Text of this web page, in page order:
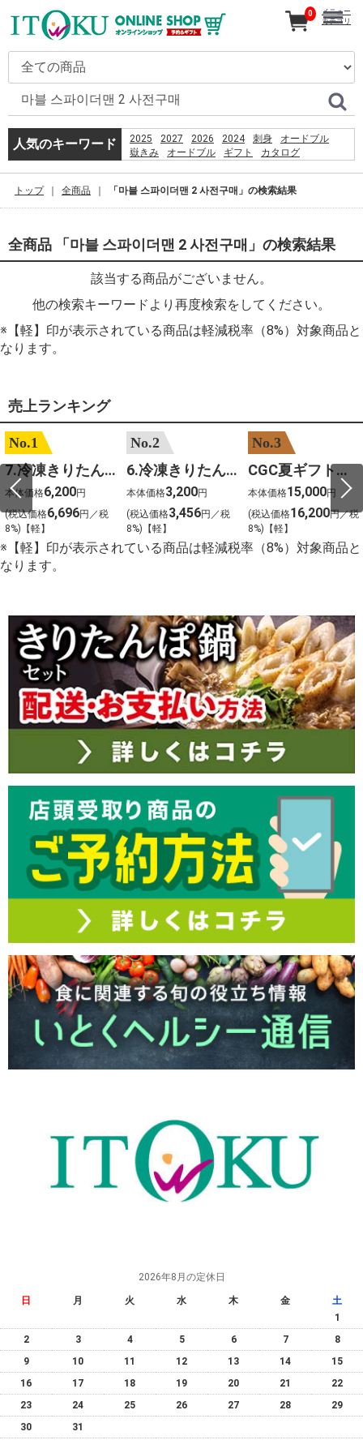
人気のキーワード 2025 2027 2026 2024 刺身
オードブル
嶽きみ
オードブル ギフト
カタログ
PSO2 %E8%8F%85%E6%B2%BC%E8%A3%95
%D9%82%D8%B4%D9%85
%D8%A8%D8%B1%D8%A7%DB%8C
%D8%B4%D9%86%D8%A7
%D8%A8%D8%A7%D9%86%D9%88%D8%A7%D9%86
%D8%AF%D8%A7%D8%B1%D8%AF%D8%9F
0
メニュー
カテゴリ
トップ 全商品 「마블 스파이더맨 2 사전구매」の検索結果
全商品 「마블 스파이더맨 2 사전구매」の検索結果
該当する商品がございません。
他の検索キーワードより再度検索をしてください。
※【軽】印が表示されている商品は軽減税率（8%）対象商品と
なります。
売上ランキング
No.1
7.冷凍きりたんぽセットM 野菜なし 4人前
本体価格6,200円
(税込価格6,696円／税
8%)【軽】
No.2
6.冷凍きりたんぽセットＳ 野菜なし 2人前
本体価格3,200円
(税込価格3,456円／税
8%)【軽】
No.3
CGC夏ギフト【1101】和牛苑 神戸牛・三田和牛食べ比べ(680g)
本体価格15,000円
(税込価格16,200円／税
8%)【軽】
※【軽】印が表示されている商品は軽減税率（8%）対象商品と
なります。
2026年8月の定休日
日 月 火 水 木 金
土
1
2
3 4 5 6 7
8
9
10 11 12 13 14
15
16
17 18 19 20 21
22
23
24 25 26 27 28
29
30
31